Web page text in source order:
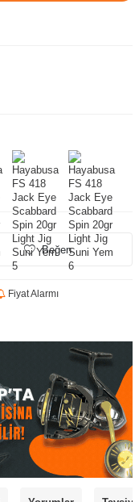
Beğen
Fiyat Alarmı